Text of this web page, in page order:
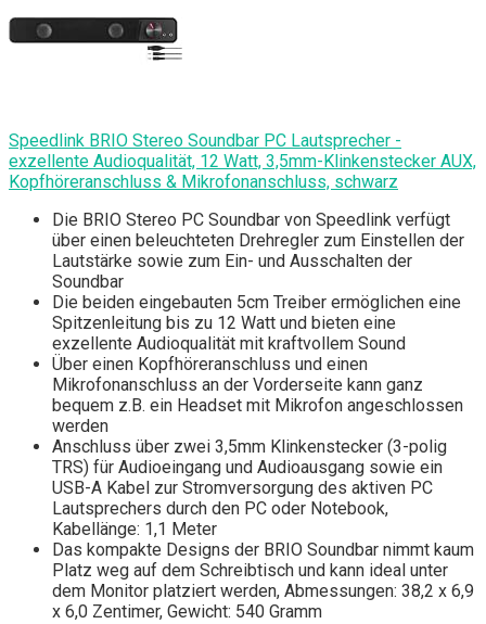
Speedlink BRIO Stereo Soundbar PC Lautsprecher -
exzellente Audioqualität, 12 Watt, 3,5mm-Klinkenstecker AUX,
Kopfhöreranschluss & Mikrofonanschluss, schwarz
Die BRIO Stereo PC Soundbar von Speedlink verfügt
über einen beleuchteten Drehregler zum Einstellen der
Lautstärke sowie zum Ein- und Ausschalten der
Soundbar
Die beiden eingebauten 5cm Treiber ermöglichen eine
Spitzenleitung bis zu 12 Watt und bieten eine
exzellente Audioqualität mit kraftvollem Sound
Über einen Kopfhöreranschluss und einen
Mikrofonanschluss an der Vorderseite kann ganz
bequem z.B. ein Headset mit Mikrofon angeschlossen
werden
Anschluss über zwei 3,5mm Klinkenstecker (3-polig
TRS) für Audioeingang und Audioausgang sowie ein
USB-A Kabel zur Stromversorgung des aktiven PC
Lautsprechers durch den PC oder Notebook,
Kabellänge: 1,1 Meter
Das kompakte Designs der BRIO Soundbar nimmt kaum
Platz weg auf dem Schreibtisch und kann ideal unter
dem Monitor platziert werden, Abmessungen: 38,2 x 6,9
x 6,0 Zentimer, Gewicht: 540 Gramm